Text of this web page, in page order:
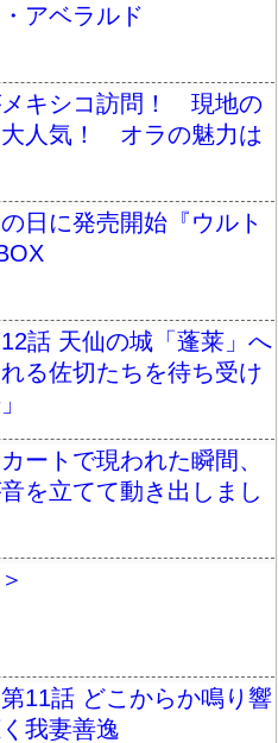
アベラルド
メキシコ訪問！ 現地の
人気！ オラの魅力は
日に発売開始『ウルト
12話 天仙の城「蓬莱」へ
る佐切たちを待ち受け
ートで現われた瞬間、
を立てて動き出しまし
第11話 どこからか鳴り響
我妻善逸